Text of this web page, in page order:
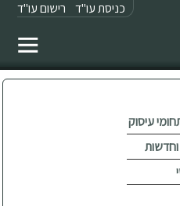
כניסת עו"ד רישום עו"ד
עיסוק